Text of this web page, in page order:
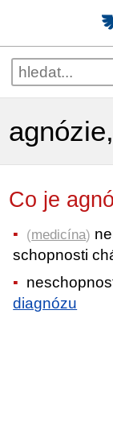
Co je
(medicína)
schopnosti
diagnózu